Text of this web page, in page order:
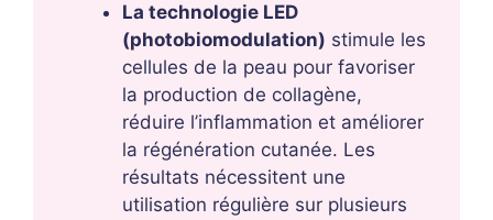
La technologie LED
(photobiomodulation) stimule les
cellules de la peau pour favoriser
la production de collagène,
réduire l’inflammation et améliorer
la régénération cutanée. Les
résultats nécessitent une
utilisation régulière sur plusieurs